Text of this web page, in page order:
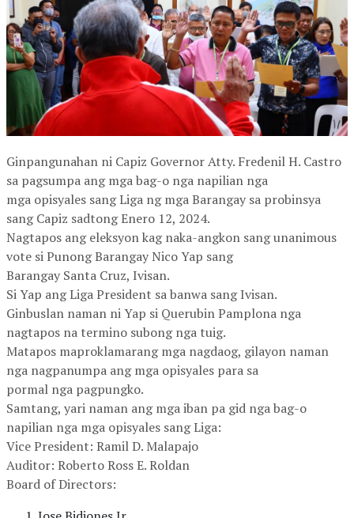
Ginpangunahan ni Capiz Governor Atty. Fredenil H. Castro
sa pagsumpa ang mga bag-o nga napilian nga
mga opisyales sang Liga ng mga Barangay sa probinsya
sang Capiz sadtong Enero 12, 2024.
Nagtapos ang eleksyon kag naka-angkon sang unanimous
vote si Punong Barangay Nico Yap sang
Barangay Santa Cruz, Ivisan.
Si Yap ang Liga President sa banwa sang Ivisan.
Ginbuslan naman ni Yap si Querubin Pamplona nga
nagtapos na termino subong nga tuig.
Matapos maproklamarang mga nagdaog, gilayon naman
nga nagpanumpa ang mga opisyales para sa
pormal nga pagpungko.
Samtang, yari naman ang mga iban pa gid nga bag-o
napilian nga mga opisyales sang Liga:
Vice President: Ramil D. Malapajo
Auditor: Roberto Ross E. Roldan
Board of Directors: